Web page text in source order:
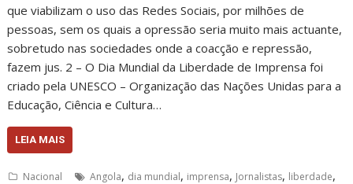
que viabilizam o uso das Redes Sociais, por milhões de
pessoas, sem os quais a opressão seria muito mais actuante,
sobretudo nas sociedades onde a coacção e repressão,
fazem jus. 2 – O Dia Mundial da Liberdade de Imprensa foi
criado pela UNESCO – Organização das Nações Unidas para a
Educação, Ciência e Cultura…
LEIA MAIS
Nacional Angola, dia mundial, imprensa, Jornalistas, liberdade,